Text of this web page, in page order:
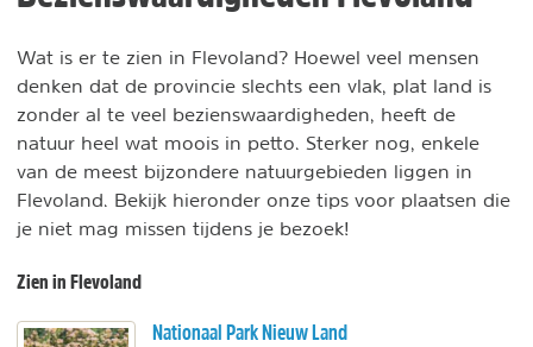
Wat is er te zien in Flevoland? Hoewel veel mensen
denken dat de provincie slechts een vlak, plat land is
zonder al te veel bezienswaardigheden, heeft de
natuur heel wat moois in petto. Sterker nog, enkele
van de meest bijzondere natuurgebieden liggen in
Flevoland. Bekijk hieronder onze tips voor plaatsen die
je niet mag missen tijdens je bezoek!
Zien in Flevoland
Nationaal Park Nieuw Land